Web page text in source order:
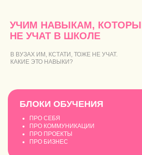
УЧИМ НАВЫКАМ,
НЕ УЧАТ В ШКОЛЕ
В ВУЗАХ ИМ, КСТАТИ, ТОЖЕ НЕ УЧАТ.
КАКИЕ ЭТО НАВЫКИ?
ПРО СЕБЯ
ПРО КОММУНИКАЦИИ
ПРО ПРОЕКТЫ
ПРО БИЗНЕС
БЛОКИ ОБУЧЕНИЯ